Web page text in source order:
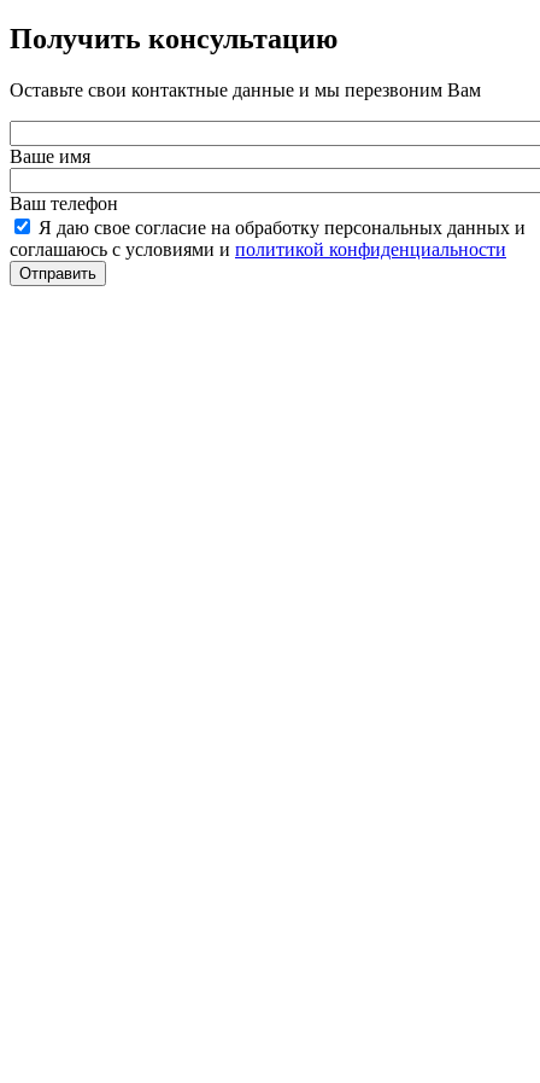
Получить консультацию
Оставьте свои контактные данные и мы перезвоним Вам
Ваше имя
Ваш телефон
Я даю свое согласие на обработку персональных данных и
соглашаюсь с условиями и политикой конфиденциальности
Отправить